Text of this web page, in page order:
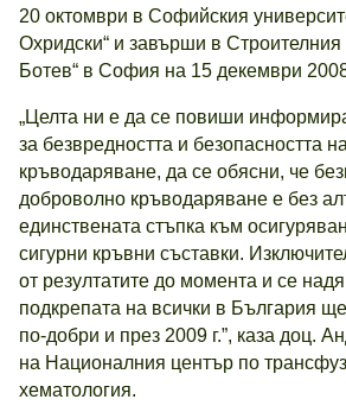
20 октомври в Софийския
Охридски“ и завърши в Строителния
Ботев“ в София на 15 декември 2008
„Целта ни е да се повиши
за безвредността и безопасността
кръводаряване, да се обясни, че
доброволно кръводаряване е без
единствената стъпка към
сигурни кръвни съставки.
от резултатите до момента и се
подкрепата на всички в България
по-добри и през 2009 г.”, каза доц.
на Националния център по
хематология.